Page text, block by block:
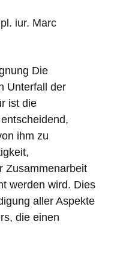
iur. Marc
Die
Unterfall der
ist die
ihm zu
Zusammenarbeit
werden wird. Dies
aller Aspekte
die einen